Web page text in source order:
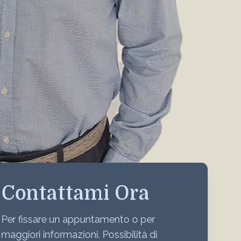
Contattami Ora
Per fissare un appuntamento o per
maggiori informazioni. Possibilità di